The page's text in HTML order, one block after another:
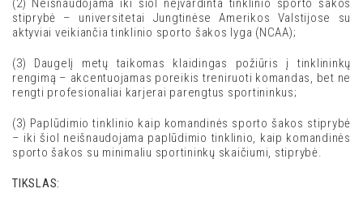
(2) Neišnaudojama iki šiol neįvardinta tinklinio sporto šakos
stiprybė – universitetai Jungtinėse Amerikos Valstijose su
aktyviai veikiančia tinklinio sporto šakos lyga (NCAA);
(3) Daugelį metų taikomas klaidingas požiūris į tinklininkų
rengimą – akcentuojamas poreikis treniruoti komandas, bet ne
rengti profesionaliai karjerai parengtus sportininkus;
(3) Paplūdimio tinklinio kaip komandinės sporto šakos stiprybė
– iki šiol neišnaudojama paplūdimio tinklinio, kaip komandinės
sporto šakos su minimaliu sportininkų skaičiumi, stiprybė.
TIKSLAS: